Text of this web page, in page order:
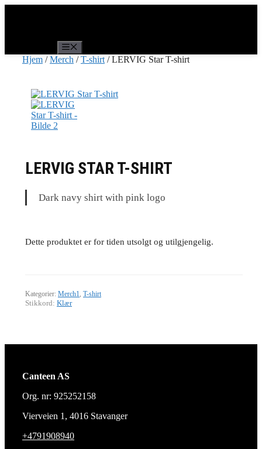
Hjem /Merch /T-shirt / LERVIG Star T-shirt
LERVIG STAR T-SHIRT
Dark navy shirt with pink logo
Dette produktet er for tiden utsolgt og utilgjengelig.
Kategorier: Merch1, T-shirt
Stikkord: Klær
Canteen AS
Org. nr: 925252158
Vierveien 1, 4016 Stavanger
+4791908940